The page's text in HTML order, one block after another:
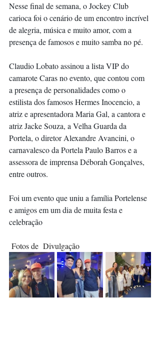
Nesse final de semana, o Jockey Club
carioca foi o cenário de um encontro incrível
de alegria, música e muito amor, com a
presença de famosos e muito samba no pé.
Claudio Lobato assinou a lista VIP do
camarote Caras no evento, que contou com
a presença de personalidades como o
estilista dos famosos Hermes Inocencio, a
atriz e apresentadora Maria Gal, a cantora e
atriz Jacke Souza, a Velha Guarda da
Portela, o diretor Alexandre Avancini, o
carnavalesco da Portela Paulo Barros e a
assessora de imprensa Déborah Gonçalves,
entre outros.
Foi um evento que uniu a família Portelense
e amigos em um dia de muita festa e
celebração
Fotos de  Divulgação